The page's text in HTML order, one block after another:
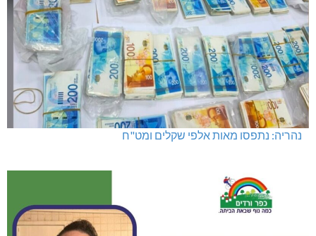
נהריה: נתפסו מאות אלפי שקלים ומט"ח